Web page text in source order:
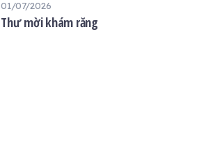
MIỆNG MIỄN PHÍ TẠI
01/07/2026
Thư mời khám răng